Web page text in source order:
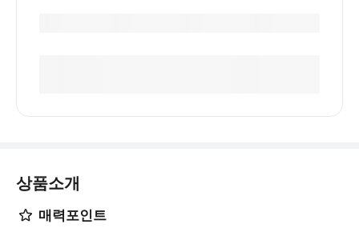
상품소개
매력포인트